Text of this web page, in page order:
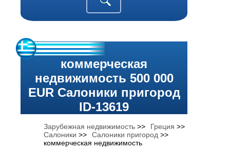
коммерческая
недвижимость 500 000
EUR Салоники пригород
ID-13619
Зарубежная недвижимость >> Греция >>
Салоники >> Салоники пригород >>
коммерческая недвижимость